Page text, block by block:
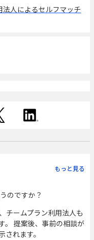
人によるセルフマッチ
もっと見る
のですか？
チームプラン利用法人も
。 提案後、事前の相談が
れます。